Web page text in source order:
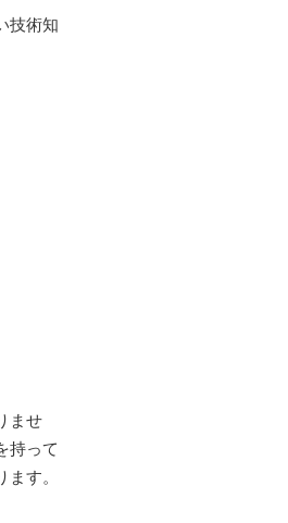
技術知
ませ
持って
す。